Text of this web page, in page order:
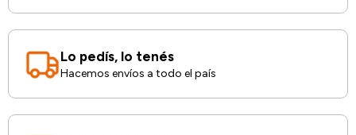
Lo pedís, lo tenés
Hacemos envíos a todo el país